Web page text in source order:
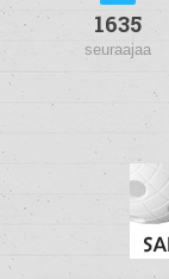
1635
seuraajaa